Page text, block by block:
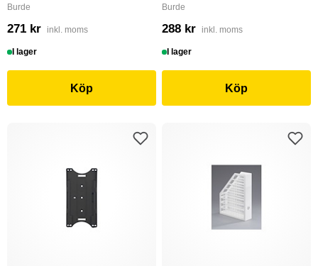
Burde
271 kr inkl. moms
I lager
Köp
Burde
288 kr inkl. moms
I lager
Köp